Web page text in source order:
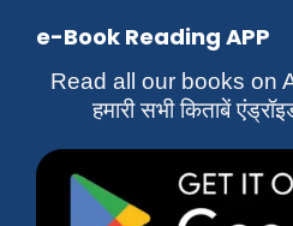
e-Book Reading APP
Read all our books on
हमारी सभी किताबें